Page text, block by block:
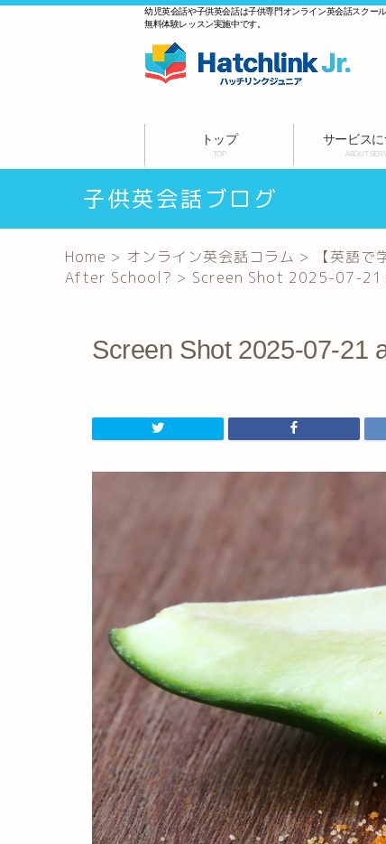
幼児英会話や子供英会話は子供専門オンライン英会話スクー
無料体験レッスン実施中です。
トップ
TOP
サービス
ABOUT
子供英会話ブログ
Home > オンライン英会話コラム >
【英語
After School? > Screen Shot 2025-07-
Screen Shot 2025-07-21